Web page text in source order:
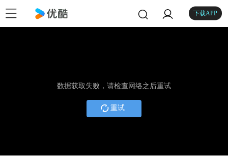
下载APP
数据获取失败，请检查网络之后重试
重试